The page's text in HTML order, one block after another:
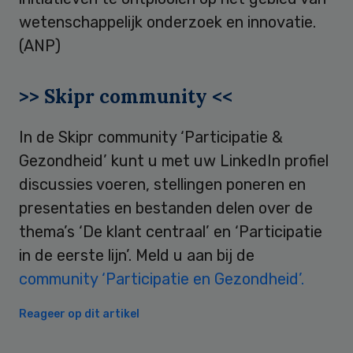
wetenschappelijk onderzoek en innovatie.
(ANP)
>> Skipr community <<
In de Skipr community ‘Participatie &
Gezondheid’ kunt u met uw LinkedIn profiel
discussies voeren, stellingen poneren en
presentaties en bestanden delen over de
thema’s ‘De klant centraal’ en ‘Participatie
in de eerste lijn’. Meld u aan bij de
community ‘Participatie en Gezondheid’.
Reageer op dit artikel